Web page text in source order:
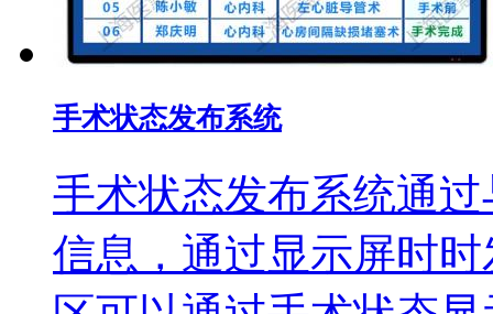
手术状态发布系统
手术状态发布系统通
信息，通过显示屏时